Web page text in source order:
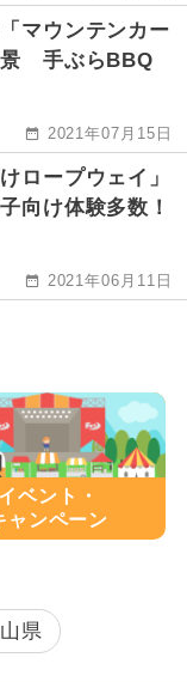
マウンテンカー
景 手ぶらBBQ
2021年07月15日
ロープウェイ」
向け体験多数！
2021年06月11日
イベント・
ャンペーン
県